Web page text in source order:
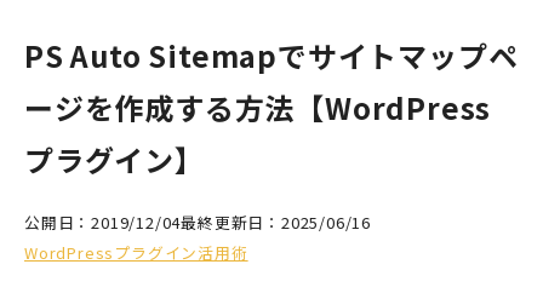
SERVICE WORKS
Q&A RECRUIT
PS Auto Sitemapでサイトマップペ
ージを作成する方法【WordPress
プラグイン】
公開日：2019/12/04最終更新日：2025/06/16
WordPressプラグイン活用術